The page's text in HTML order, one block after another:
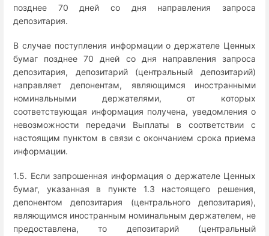
позднее 70 дней со дня направления запроса
депозитария.
В случае поступления информации о держателе Ценных
бумаг позднее 70 дней со дня направления запроса
депозитария, депозитарий (центральный депозитарий)
направляет депонентам, являющимся иностранными
номинальными держателями, от которых
соответствующая информация получена, уведомления о
невозможности передачи Выплаты в соответствии с
настоящим пунктом в связи с окончанием срока приема
информации.
1.5. Если запрошенная информация о держателе Ценных
бумаг, указанная в пункте 1.3 настоящего решения,
депонентом депозитария (центрального депозитария),
являющимся иностранным номинальным держателем, не
предоставлена, то депозитарий (центральный